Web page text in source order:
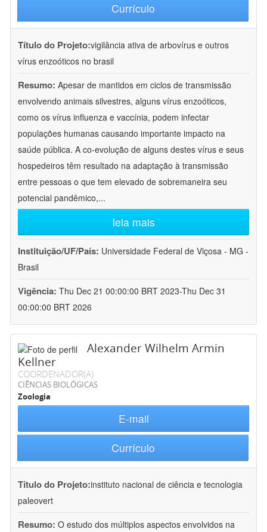
Currículo
Título do Projeto:vigilância ativa de arbovírus e outros
vírus enzoóticos no brasil
Resumo: Apesar de mantidos em ciclos de transmissão
envolvendo animais silvestres, alguns vírus enzoóticos,
como os vírus influenza e vaccínia, podem infectar
populações humanas causando importante impacto na
saúde pública. A co-evolução de alguns destes vírus e seus
hospedeiros têm resultado na adaptação à transmissão
entre pessoas o que tem elevado de sobremaneira seu
potencial pandêmico,...
leia mais
Instituição/UF/País: Universidade Federal de Viçosa - MG -
Brasil
Vigência: Thu Dec 21 00:00:00 BRT 2023-Thu Dec 31
00:00:00 BRT 2026
Alexander Wilhelm Armin
Kellner
COORDENADOR(A)
CIÊNCIAS BIOLÓGICAS
Zoologia
E-mail
Currículo
Título do Projeto:instituto nacional de ciência e tecnologia
paleovert
Resumo: O estudo dos múltiplos aspectos envolvidos na